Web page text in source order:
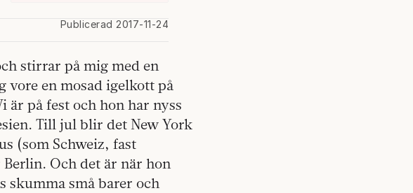
Publicerad 2017-11-24
stirrar på mig med en
vore en mosad igelkott på
är på fest och hon har nyss
Till jul blir det New York
(som Schweiz, fast
Och det är när hon
skumma små barer och